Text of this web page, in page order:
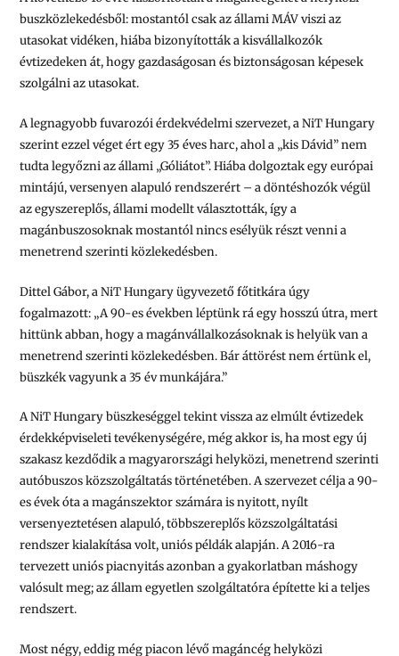
buszközlekedésből: mostantól csak az állami MÁV viszi az
utasokat vidéken, hiába bizonyították a kisvállalkozók
évtizedeken át, hogy gazdaságosan és biztonságosan képesek
szolgálni az utasokat.
A legnagyobb fuvarozói érdekvédelmi szervezet, a NiT Hungary
szerint ezzel véget ért egy 35 éves harc, ahol a „kis Dávid” nem
tudta legyőzni az állami „Góliátot”. Hiába dolgoztak egy európai
mintájú, versenyen alapuló rendszerért – a döntéshozók végül
az egyszereplős, állami modellt választották, így a
magánbuszosoknak mostantól nincs esélyük részt venni a
menetrend szerinti közlekedésben.
Dittel Gábor, a NiT Hungary ügyvezető főtitkára úgy
fogalmazott: „A 90-es években léptünk rá egy hosszú útra, mert
hittünk abban, hogy a magánvállalkozásoknak is helyük van a
menetrend szerinti közlekedésben. Bár áttörést nem értünk el,
büszkék vagyunk a 35 év munkájára.”
A NiT Hungary büszkeséggel tekint vissza az elmúlt évtizedek
érdekképviseleti tevékenységére, még akkor is, ha most egy új
szakasz kezdődik a magyarországi helyközi, menetrend szerinti
autóbuszos közszolgáltatás történetében. A szervezet célja a 90-
es évek óta a magánszektor számára is nyitott, nyílt
versenyeztetésen alapuló, többszereplős közszolgáltatási
rendszer kialakítása volt, uniós példák alapján. A 2016-ra
tervezett uniós piacnyitás azonban a gyakorlatban máshogy
valósult meg; az állam egyetlen szolgáltatóra építette ki a teljes
rendszert.
Most négy, eddig még piacon lévő magáncég helyközi